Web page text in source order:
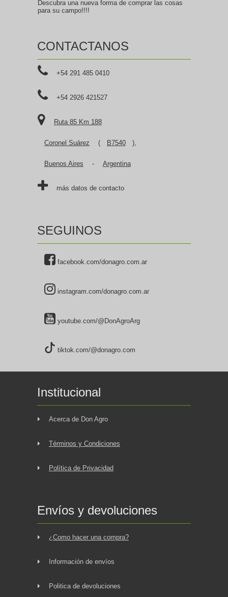
Descubra una nueva forma de comprar las cosas
para su campo!!!!
CONTACTANOS
+54 291 485 0410
+54 2926 421527
Ruta 85 Km 188
Coronel Suárez ( B7540 ),
Buenos Aires - Argentina
más datos de contacto
SEGUINOS
facebook.com/donagro.com.ar
instagram.com/donagro.com.ar
youtube.com/@DonAgroArg
tiktok.com/@donagro.com
Institucional
Acerca de Don Agro
Términos y Condiciones
Política de Privacidad
Envíos y devoluciones
¿Como hacer una compra?
Información de envíos
Politica de devoluciones